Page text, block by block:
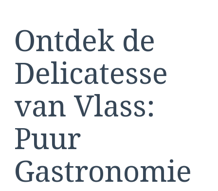
Ontdek de
Delicatesse
van Vlass:
Puur
Gastronomie